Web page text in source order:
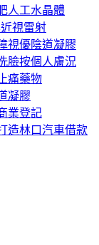
人工水晶體
視雷射
視優陰道凝膠
臉按個人膚況
痛藥物
凝膠
業登記
造林口汽車借款